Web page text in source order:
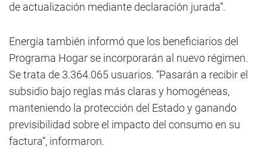
de actualización mediante declaración jurada”.
Energía también informó que los beneficiarios del
Programa Hogar se incorporarán al nuevo régimen.
Se trata de 3.364.065 usuarios. “Pasarán a recibir el
subsidio bajo reglas más claras y homogéneas,
manteniendo la protección del Estado y ganando
previsibilidad sobre el impacto del consumo en su
factura“, informaron.